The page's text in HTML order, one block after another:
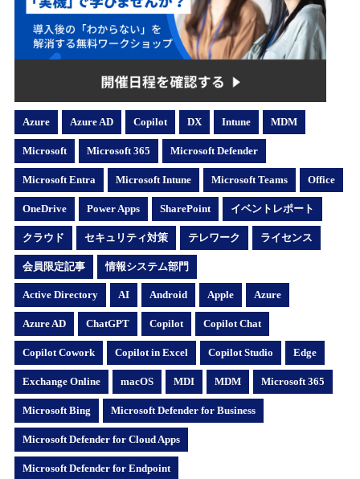
Azure Azure AD Copilot DX Intune MDM
Microsoft Microsoft 365 Microsoft Defender
Microsoft Entra Microsoft Intune Microsoft Teams Office
OneDrive Power Apps SharePoint イベントレポート
クラウド セキュリティ対策 テレワーク ライセンス
会員限定記事 情報システム部門
Active Directory AI Android Apple Azure
Azure AD ChatGPT Copilot Copilot Chat
Copilot Cowork Copilot in Excel Copilot Studio Edge
Exchange Online macOS MDI MDM Microsoft 365
Microsoft Bing Microsoft Defender for Business
Microsoft Defender for Cloud Apps
Microsoft Defender for Endpoint